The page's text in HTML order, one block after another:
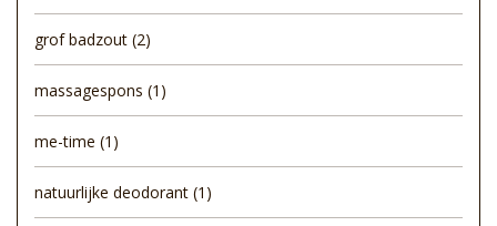
grof badzout (2)
massagespons (1)
me-time (1)
natuurlijke deodorant (1)